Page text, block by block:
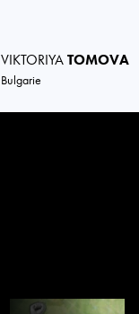
VIKTORIYATOMOVA
Bulgarie